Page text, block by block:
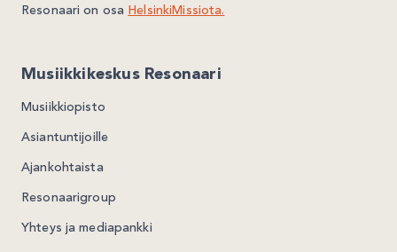
Resonaari on osa HelsinkiMissiota.
Musiikkikeskus Resonaari
Musiikkiopisto
Asiantuntijoille
Ajankohtaista
Resonaarigroup
Yhteys ja mediapankki